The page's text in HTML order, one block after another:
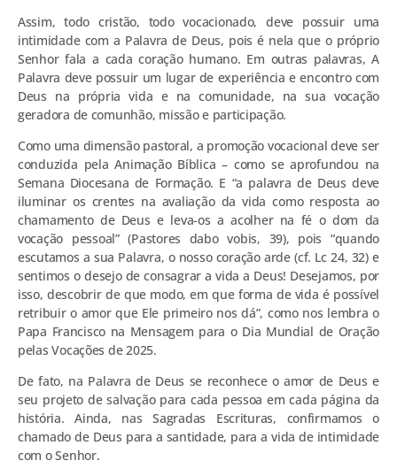
Assim, todo cristão, todo vocacionado, deve possuir uma
intimidade com a Palavra de Deus, pois é nela que o próprio
Senhor fala a cada coração humano. Em outras palavras, A
Palavra deve possuir um lugar de experiência e encontro com
Deus na própria vida e na comunidade, na sua vocação
geradora de comunhão, missão e participação.
Como uma dimensão pastoral, a promoção vocacional deve ser
conduzida pela Animação Bíblica – como se aprofundou na
Semana Diocesana de Formação. E “a palavra de Deus deve
iluminar os crentes na avaliação da vida como resposta ao
chamamento de Deus e leva-os a acolher na fé o dom da
vocação pessoal” (Pastores dabo vobis, 39), pois “quando
escutamos a sua Palavra, o nosso coração arde (cf. Lc 24, 32) e
sentimos o desejo de consagrar a vida a Deus! Desejamos, por
isso, descobrir de que modo, em que forma de vida é possível
retribuir o amor que Ele primeiro nos dá”, como nos lembra o
Papa Francisco na Mensagem para o Dia Mundial de Oração
pelas Vocações de 2025.
De fato, na Palavra de Deus se reconhece o amor de Deus e
seu projeto de salvação para cada pessoa em cada página da
história. Ainda, nas Sagradas Escrituras, confirmamos o
chamado de Deus para a santidade, para a vida de intimidade
com o Senhor.